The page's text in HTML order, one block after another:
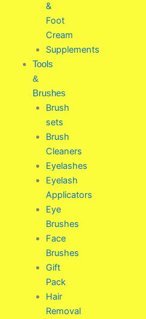
&
Foot
Cream
Supplements
Tools
&
Brushes
Brush
sets
Brush
Cleaners
Eyelashes
Eyelash
Applicators
Eye
Brushes
Face
Brushes
Gift
Pack
Hair
Removal